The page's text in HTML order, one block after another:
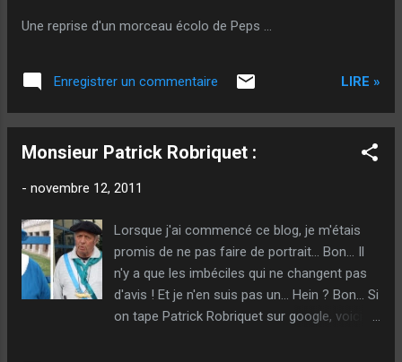
comme la bombe atomique d'ailleurs. Tout d'abord, il faut
Une reprise d'un morceau écolo de Peps ...
Enregistrer un commentaire LIRE »
Monsieur Patrick Robriquet :
- novembre 12, 2011
Lorsque j'ai commencé ce blog, je m'étais
promis de ne pas faire de portrait... Bon... Il
n'y a que les imbéciles qui ne changent pas
d'avis ! Et je n'en suis pas un... Hein ? Bon... Si
on tape Patrick Robriquet sur google, voici